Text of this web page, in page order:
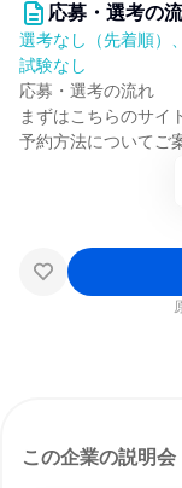
応募・選考の
選考なし（先着順）
試験なし
応募・選考の流れ
まずはこちらのサイ
予約方法についてご
この企業の説明会